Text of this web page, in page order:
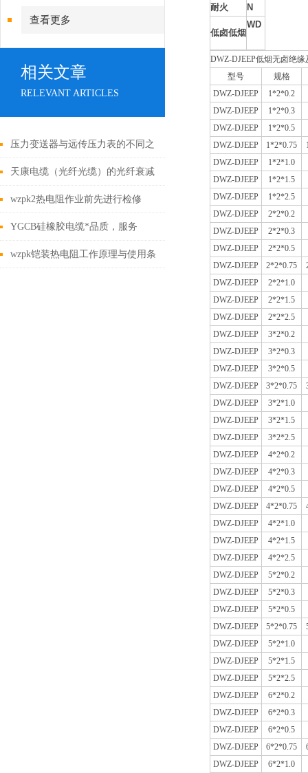
查看更多
相关文章
RELEVANT ARTICLES
压力变送器与远传压力表的不同之
处
天康电缆（光纤光缆）的光纤衰减
原因
wzpk2热电阻作业前先进行检修
YGCB硅橡胶电缆*品质，服务
wzpk铠装热电阻工作原理与使用条
耐火
N
低卤低烟
WD
DWZ-DJEEP低烟无卤绝
型号
规格
DWZ-DJEEP
1*2*0.2
DWZ-DJEEP
1*2*0.3
DWZ-DJEEP
1*2*0.5
DWZ-DJEEP
1*2*0.75
DWZ-DJEEP
1*2*1.0
DWZ-DJEEP
1*2*1.5
DWZ-DJEEP
1*2*2.5
DWZ-DJEEP
2*2*0.2
DWZ-DJEEP
2*2*0.3
DWZ-DJEEP
2*2*0.5
DWZ-DJEEP
2*2*0.75
DWZ-DJEEP
2*2*1.0
DWZ-DJEEP
2*2*1.5
DWZ-DJEEP
2*2*2.5
DWZ-DJEEP
3*2*0.2
DWZ-DJEEP
3*2*0.3
DWZ-DJEEP
3*2*0.5
DWZ-DJEEP
3*2*0.75
DWZ-DJEEP
3*2*1.0
DWZ-DJEEP
3*2*1.5
DWZ-DJEEP
3*2*2.5
DWZ-DJEEP
4*2*0.2
DWZ-DJEEP
4*2*0.3
DWZ-DJEEP
4*2*0.5
DWZ-DJEEP
4*2*0.75
DWZ-DJEEP
4*2*1.0
DWZ-DJEEP
4*2*1.5
DWZ-DJEEP
4*2*2.5
DWZ-DJEEP
5*2*0.2
DWZ-DJEEP
5*2*0.3
DWZ-DJEEP
5*2*0.5
DWZ-DJEEP
5*2*0.75
DWZ-DJEEP
5*2*1.0
DWZ-DJEEP
5*2*1.5
DWZ-DJEEP
5*2*2.5
DWZ-DJEEP
6*2*0.2
DWZ-DJEEP
6*2*0.3
DWZ-DJEEP
6*2*0.5
DWZ-DJEEP
6*2*0.75
DWZ-DJEEP
6*2*1.0